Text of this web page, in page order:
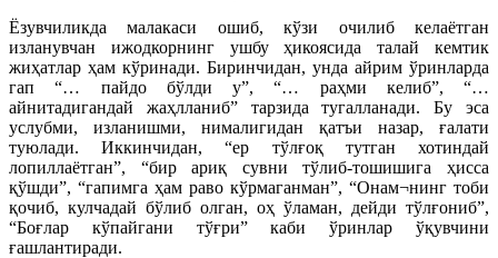
Ёзувчиликда малакаси ошиб, кўзи очилиб келаётган
изланувчан ижодкорнинг ушбу ҳикоясида талай кемтик
жиҳатлар ҳам кўринади. Биринчидан, унда айрим ўринларда
гап “… пайдо бўлди у”, “… раҳми келиб”, “…
айнитадигандай жаҳлланиб” тарзида тугалланади. Бу эса
услубми, изланишми, нималигидан қатъи назар, ғалати
туюлади. Иккинчидан, “ер тўлғоқ тутган хотиндай
лопиллаётган”, “бир ариқ сувни тўлиб-тошишига ҳисса
қўшди”, “гапимга ҳам раво кўрмаганман”, “Онам¬нинг тоби
қочиб, кулчадай бўлиб олган, оҳ ўламан, дейди тўлғониб”,
“Боғлар кўпайгани тўғри” каби ўринлар ўқувчини
ғашлантиради.